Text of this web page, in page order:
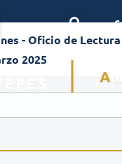
-Oficio de Lectura
2025